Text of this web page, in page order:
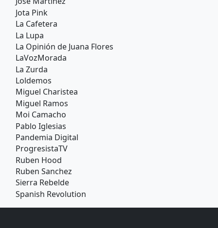
Jota Pink
La Cafetera
La Lupa
La Opinión de Juana Flores
LaVozMorada
La Zurda
Loldemos
Miguel Charistea
Miguel Ramos
Moi Camacho
Pablo Iglesias
Pandemia Digital
ProgresistaTV
Ruben Hood
Ruben Sanchez
Sierra Rebelde
Spanish Revolution